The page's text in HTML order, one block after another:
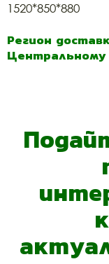
1520*850*880
Регион